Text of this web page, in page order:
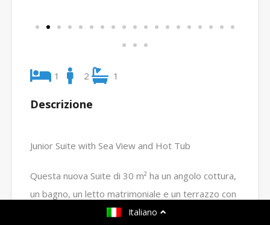
1 2 1
Descrizione
Junior Suite with Sea View and Hot Tub
Questa nuova Suite di 30 m² ha un angolo cottura,
un bagno, un letto matrimoniale e un terrazzo con
vista mare parziale e una bella vasca jacuzzi!
Italiano